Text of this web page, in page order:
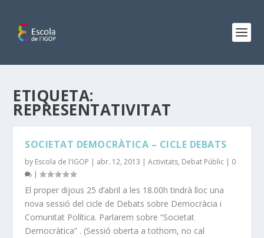
ETIQUETA:
REPRESENTATIVITAT
SOCIETAT DEMOCRÀTICA – CICLE DEBATS
by Escola de l'IGOP | abr. 12, 2013 |Activitats, Debat Públic | 0
|
El proper dijous 25 d’abril a les 18.00h tindrà lloc una
nova sessió del cicle de Debats sobre Democràcia i
Comunitat Política. Parlarem sobre “Societat
Democràtica” . (Sessió oberta a tothom, no cal